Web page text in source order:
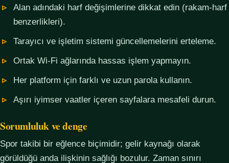
Alan adındaki harf değişimlerine dikkat edin (rakam-harf
benzerlikleri).
Tarayıcı ve işletim sistemi güncellemelerini erteleme.
Ortak Wi-Fi ağlarında hassas işlem yapmayın.
Her platform için farklı ve uzun parola kullanın.
Aşırı iyimser vaatler içeren sayfalara mesafeli durun.
Sorumluluk ve denge
Spor takibi bir eğlence biçimidir; gelir kaynağı olarak
görüldüğü anda ilişkinin sağlığı bozulur. Zaman sınırı